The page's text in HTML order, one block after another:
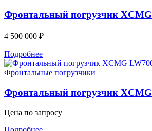
Фронтальный погрузчик
4 500 000 ₽
Подробнее
Фронтальные погрузчики
Фронтальный погрузчик
Цена по запросу